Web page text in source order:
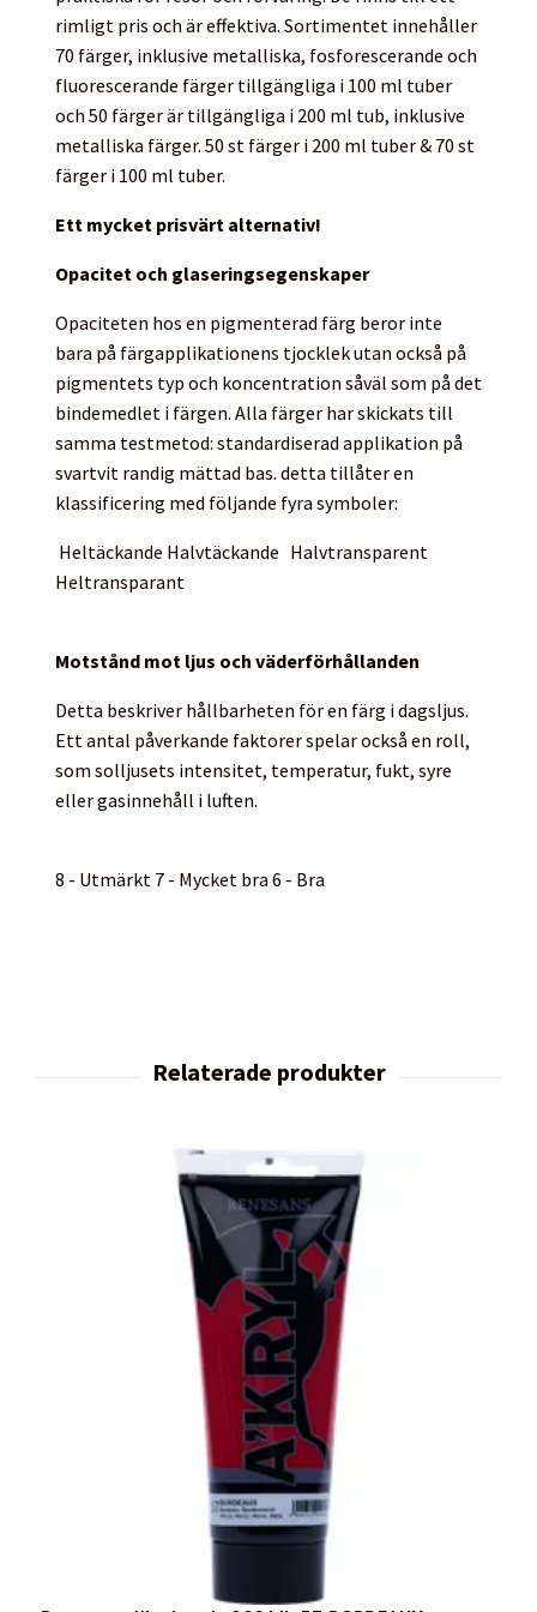
rimligt pris och är effektiva. Sortimentet innehåller
70 färger, inklusive metalliska, fosforescerande och
fluorescerande färger tillgängliga i 100 ml tuber
och 50 färger är tillgängliga i 200 ml tub, inklusive
metalliska färger. 50 st färger i 200 ml tuber & 70 st
färger i 100 ml tuber.
Ett mycket prisvärt alternativ!
Opacitet och glaseringsegenskaper
Opaciteten hos en pigmenterad färg beror inte
bara på färgapplikationens tjocklek utan också på
pigmentets typ och koncentration såväl som på det
bindemedlet i färgen. Alla färger har skickats till
samma testmetod: standardiserad applikation på
svartvit randig mättad bas. detta tillåter en
klassificering med följande fyra symboler:
Heltäckande Halvtäckande Halvtransparent
Heltransparant
Motstånd mot ljus och väderförhållanden
Detta beskriver hållbarheten för en färg i dagsljus.
Ett antal påverkande faktorer spelar också en roll,
som solljusets intensitet, temperatur, fukt, syre
eller gasinnehåll i luften.
8 - Utmärkt 7 - Mycket bra 6 - Bra